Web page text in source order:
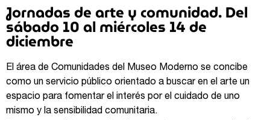
Jornadas de arte y comunidad. Del
sábado 10 al miércoles 14 de
diciembre
El área de Comunidades del Museo Moderno se concibe
como un servicio público orientado a buscar en el arte un
espacio para fomentar el interés por el cuidado de uno
mismo y la sensibilidad comunitaria.